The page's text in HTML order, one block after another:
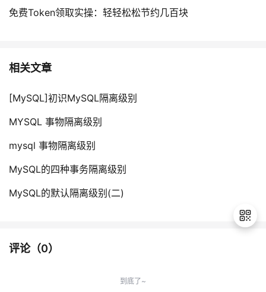
免费Token领取实操：轻轻松松节约几百块
相关文章
[MySQL]初识MySQL隔离级别
MYSQL 事物隔离级别
mysql 事物隔离级别
MySQL的四种事务隔离级别
MySQL的默认隔离级别(二)
评论（0）
到底了~